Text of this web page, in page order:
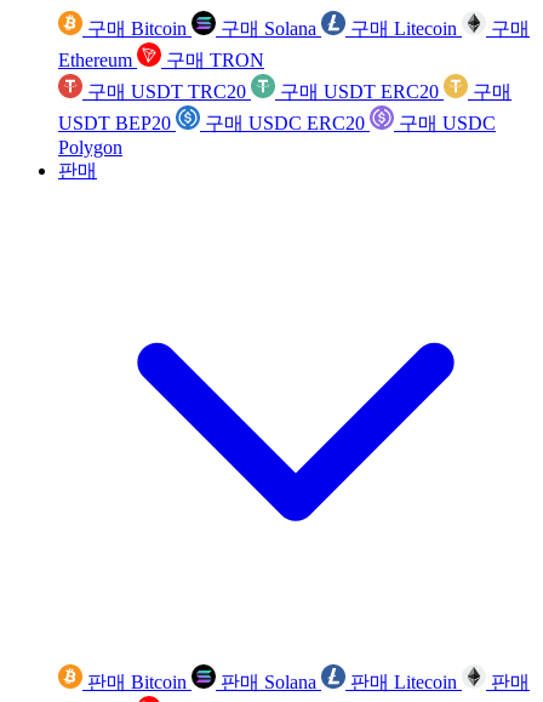
구매 Bitcoin 구매 Solana 구매 Litecoin
구매
Ethereum
구매 TRON
구매 USDT TRC20
구매 USDT ERC20
구매
USDT BEP20
구매 USDC ERC20
구매 USDC
Polygon
판매
판매 Bitcoin 판매 Solana 판매 Litecoin
판매